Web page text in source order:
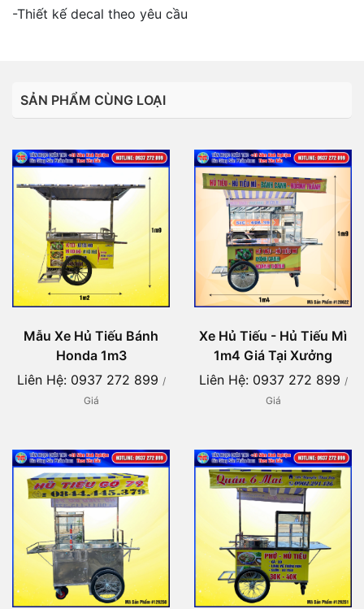
-Thiết kế decal theo yêu cầu
SẢN PHẨM CÙNG LOẠI
Mẫu Xe Hủ Tiếu Bánh
Honda 1m3
Liên Hệ: 0937 272 899 /
Giá
Xe Hủ Tiếu - Hủ Tiếu Mì
1m4 Giá Tại Xưởng
Liên Hệ: 0937 272 899 /
Giá